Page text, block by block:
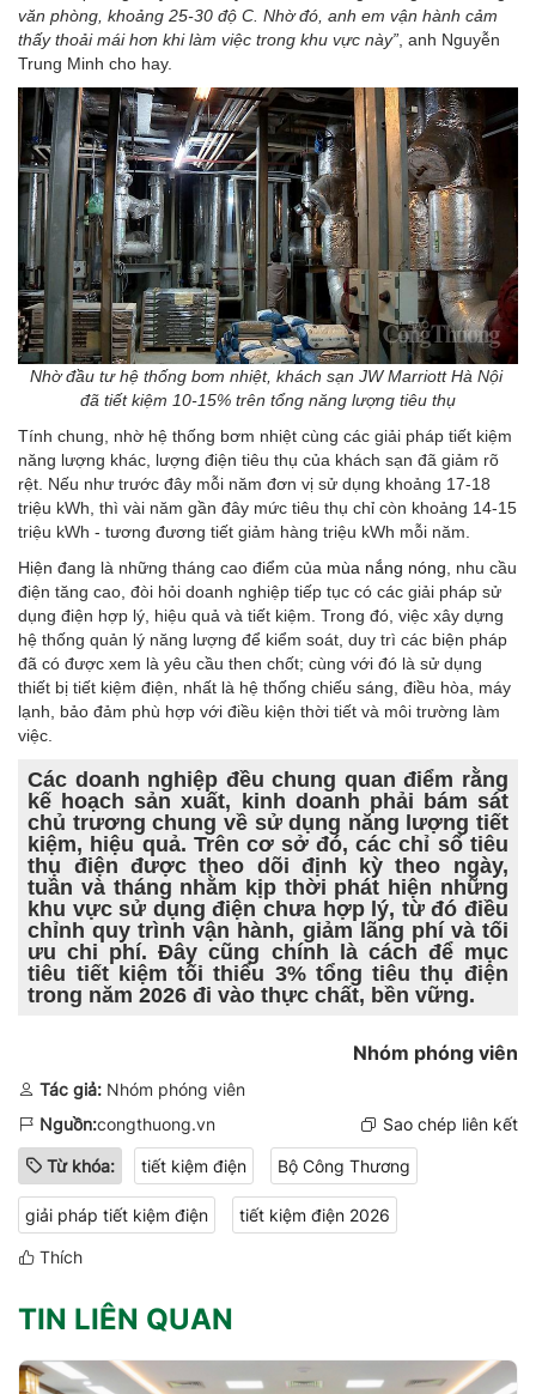
văn phòng, khoảng 25-30 độ C. Nhờ đó, anh em vận hành cảm
thấy thoải mái hơn khi làm việc trong khu vực này” , anh Nguyễn
Trung Minh cho hay.
Nhờ đầu tư hệ thống bơm nhiệt, khách sạn JW Marriott Hà Nội
đã tiết kiệm 10-15% trên tổng năng lượng tiêu thụ
Tính chung, nhờ hệ thống bơm nhiệt cùng các giải pháp tiết kiệm
năng lượng khác, lượng điện tiêu thụ của khách sạn đã giảm rõ
rệt. Nếu như trước đây mỗi năm đơn vị sử dụng khoảng 17-18
triệu kWh, thì vài năm gần đây mức tiêu thụ chỉ còn khoảng 14-15
triệu kWh - tương đương tiết giảm hàng triệu kWh mỗi năm.
Hiện đang là những tháng cao điểm của mùa nắng nóng , nhu cầu
điện tăng cao, đòi hỏi doanh nghiệp tiếp tục có các giải pháp sử
dụng điện hợp lý, hiệu quả và tiết kiệm. Trong đó, việc xây dựng
hệ thống quản lý năng lượng để kiểm soát, duy trì các biện pháp
đã có được xem là yêu cầu then chốt; cùng với đó là sử dụng
thiết bị tiết kiệm điện, nhất là hệ thống chiếu sáng, điều hòa, máy
lạnh, bảo đảm phù hợp với điều kiện thời tiết và môi trường làm
việc.
Các doanh nghiệp đều chung quan điểm rằng
kế hoạch sản xuất, kinh doanh phải bám sát
chủ trương chung về sử dụng năng lượng tiết
kiệm, hiệu quả. Trên cơ sở đó, các chỉ số tiêu
thụ điện được theo dõi định kỳ theo ngày,
tuần và tháng nhằm kịp thời phát hiện những
khu vực sử dụng điện chưa hợp lý, từ đó điều
chỉnh quy trình vận hành, giảm lãng phí và tối
ưu chi phí. Đây cũng chính là cách để mục
tiêu tiết kiệm tối thiểu 3% tổng tiêu thụ điện
trong năm 2026 đi vào thực chất, bền vững.
Nhóm phóng viên
Tác giả: Nhóm phóng viên
Nguồn:congthuong.vn Sao chép liên kết
Từ khóa: tiết kiệm điện Bộ Công Thương
giải pháp tiết kiệm điện tiết kiệm điện 2026
Thích
TIN LIÊN QUAN